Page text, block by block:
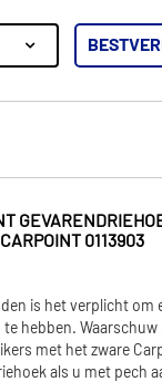
0113903
is het verplicht om
te hebben. Waarschuw
met het zware
als u met pech